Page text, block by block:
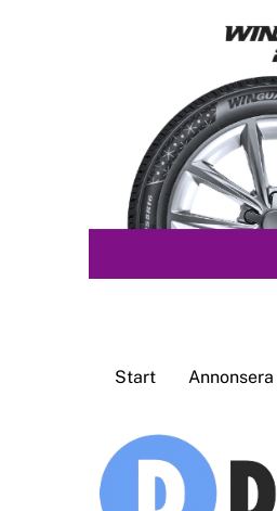
Start Annonsera